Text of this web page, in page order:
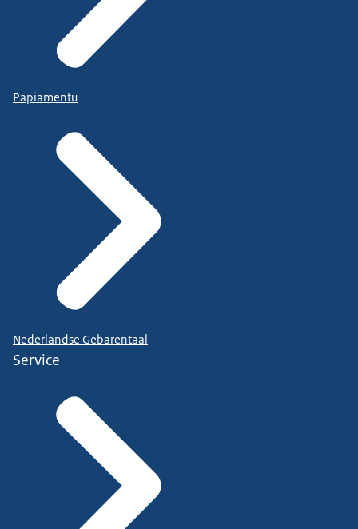
Papiamentu
Nederlandse Gebarentaal
Service